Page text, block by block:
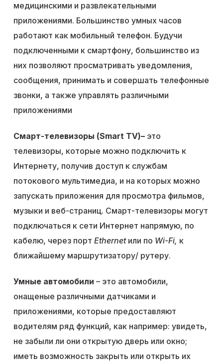
медицинскими и развлекательными
приложениями. Большинство умных часов
работают как мобильный телефон. Будучи
подключенными к смартфону, большинство из
них позволяют просматривать уведомления,
сообщения, принимать и совершать телефонные
звонки, а также управлять различными
приложениями
Смарт-телевизоры (Smart TV)– это
телевизоры, которые можно подключить к
Интернету, получив доступ к службам
потокового мультимедиа, и на которых можно
запускать приложения для просмотра фильмов,
музыки и веб-страниц. Смарт-телевизоры могут
подключаться к сети Интернет напрямую, по
кабелю, через порт Ethernetили по Wi-Fi, к
ближайшему маршрутизатору/ рутеру.
Умные автомобили – это автомобили,
онащеные различными датчиками и
приложениями, которые предоставляют
водителям ряд функций, как например: увидеть,
не забыли ли они открытую дверь или окно;
иметь возможность закрыть или открыть их